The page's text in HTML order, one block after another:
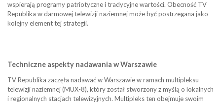
wspierają programy patriotyczne i tradycyjne wartości. Obecność TV
Republika w darmowej telewizji naziemnej może być postrzegana jako
kolejny element tej strategii.
Techniczne aspekty nadawania w Warszawie
TV Republika zaczęła nadawać w Warszawie w ramach multipleksu
telewizji naziemnej (MUX-8), który został stworzony z myślą o lokalnych
i regionalnych stacjach telewizyjnych. Multipleks ten obejmuje swoim